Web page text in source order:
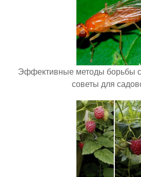
Эффективные методы борьбы
советы для